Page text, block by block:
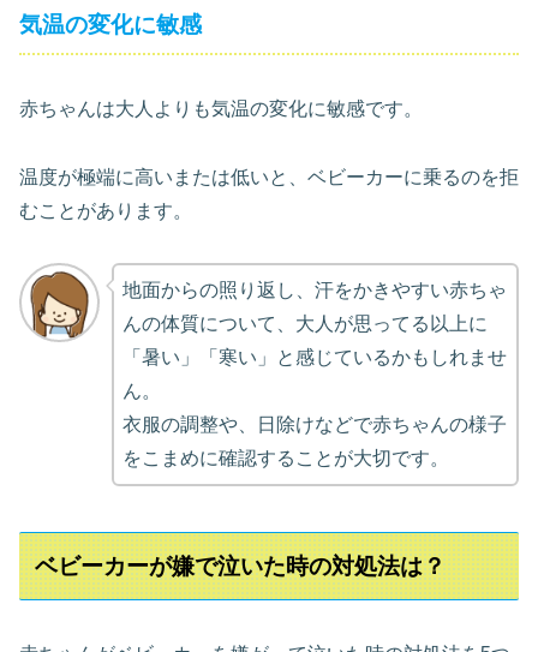
気温の変化に敏感
赤ちゃんは大人よりも気温の変化に敏感です。
温度が極端に高いまたは低いと、ベビーカーに乗るのを拒
むことがあります。
地面からの照り返し、汗をかきやすい赤ちゃ
んの体質について、大人が思ってる以上に
「暑い」「寒い」と感じているかもしれませ
ん。
衣服の調整や、日除けなどで赤ちゃんの様子
をこまめに確認することが大切です。
ベビーカーが嫌で泣いた時の対処法は？